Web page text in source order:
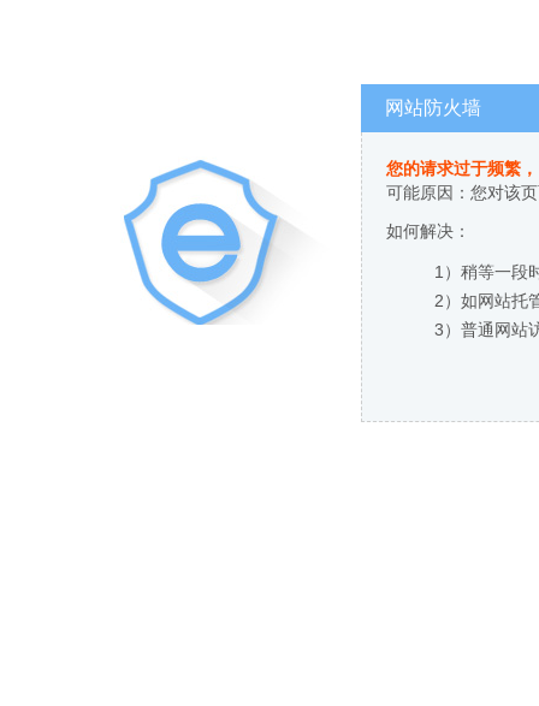
网站防火墙
您的请求过于频繁
可能原因：您对该
如何解决：
1）稍等一段
2）如网站托
3）普通网站